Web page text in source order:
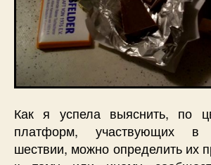
Как я успела выяснить, по
платформ, участвующих в
шествии, можно определить их